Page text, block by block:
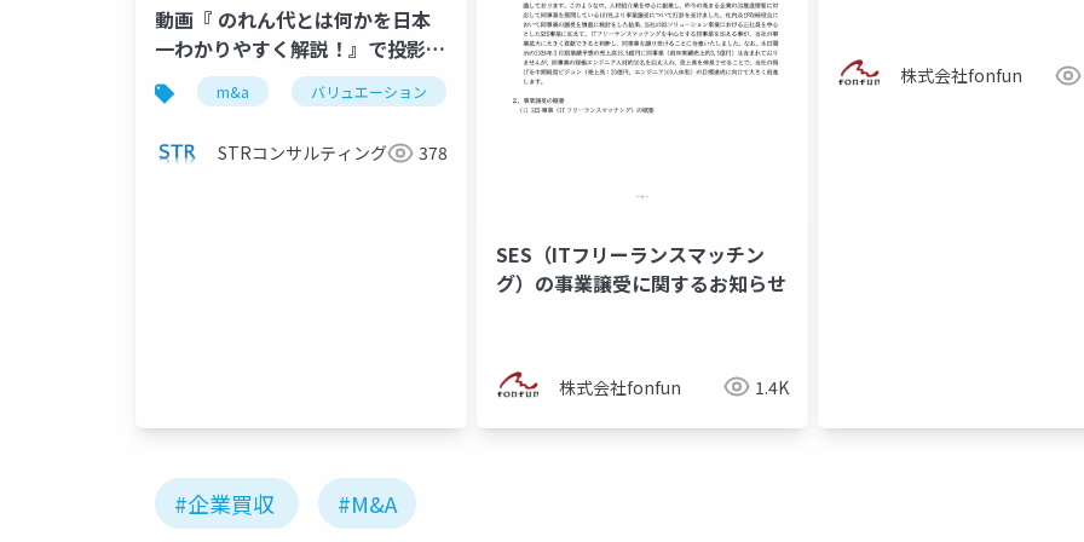
動画『 のれん代とは何かを日本
一わかりやすく解説！』で投影し
た資料m&a バリュエーション のれん 公認会計士 youtube
STRコンサルティング 378
SES（ITフリーランスマッチン
グ）の事業譲受に関するお知らせ
株式会社fonfun 1.4K
株式会社fonfun
#企業買収 #M&A